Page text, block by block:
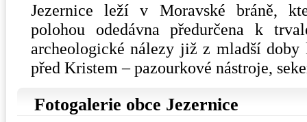
Jezernice leží v Moravské bráně,
polohou odedávna předurčena k
archeologické nálezy již z mladší doby
před Kristem – pazourkové nástroje,
Fotogalerie obce Jezernice